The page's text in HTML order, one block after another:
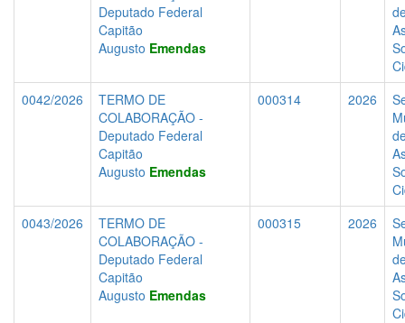
Deputado Federal
Capitão
Augusto Emendas
0042/2026
TERMO DE
COLABORAÇÃO -
Deputado Federal
Capitão
Augusto Emendas
000314 2026
0043/2026
TERMO DE
COLABORAÇÃO -
Deputado Federal
Capitão
Augusto Emendas
000315 2026